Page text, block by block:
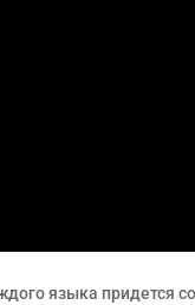
языка придется